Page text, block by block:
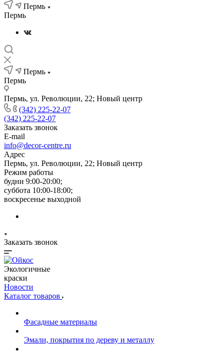
Пермь
Пермь
Пермь
Пермь
Пермь, ул. Революции, 22; Новый центр
(342) 225-22-07
(342) 225-22-07
Заказать звонок
E-mail
info@decor-centre.ru
Адрес
Пермь, ул. Революции, 22; Новый центр
Режим работы
будни 9:00-20:00;
суббота 10:00-18:00;
воскресенье выходной
Заказать звонок
Экологичные
краски
Новости
Каталог товаров
Фасадные материалы
Эмали, покрытия по дереву и металлу